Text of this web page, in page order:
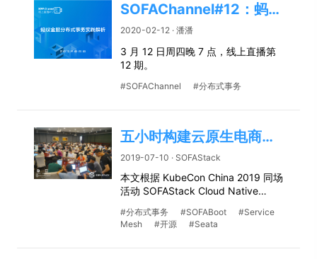
SOFAChannel#12：蚂蚁金服分布式事务实践解析
2020-02-12 · 潘潘
3 月 12 日周四晚 7 点，线上直播第
12 期。
#SOFAChannel #分布式事务
五小时构建云原生电商平台 | KubeCon SOFAStack Workshop 详解
2019-07-10 · SOFAStack
本文根据 KubeCon China 2019 同场
活动 SOFAStack Cloud Native
档、PPT 地址，欢迎试用和提出建
议。
#分布式事务 #SOFABoot
#Service
Mesh
#开源 #Seata